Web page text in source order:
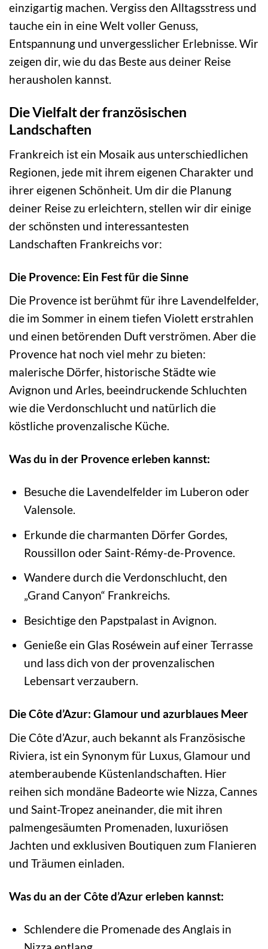
einzigartig machen. Vergiss den Alltagsstress und
tauche ein in eine Welt voller Genuss,
Entspannung und unvergesslicher Erlebnisse. Wir
zeigen dir, wie du das Beste aus deiner Reise
herausholen kannst.
Die Vielfalt der französischen
Landschaften
Frankreich ist ein Mosaik aus unterschiedlichen
Regionen, jede mit ihrem eigenen Charakter und
ihrer eigenen Schönheit. Um dir die Planung
deiner Reise zu erleichtern, stellen wir dir einige
der schönsten und interessantesten
Landschaften Frankreichs vor:
Die Provence: Ein Fest für die Sinne
Die Provence ist berühmt für ihre Lavendelfelder,
die im Sommer in einem tiefen Violett erstrahlen
und einen betörenden Duft verströmen. Aber die
Provence hat noch viel mehr zu bieten:
malerische Dörfer, historische Städte wie
Avignon und Arles, beeindruckende Schluchten
wie die Verdonschlucht und natürlich die
köstliche provenzalische Küche.
Was du in der Provence erleben kannst:
Besuche die Lavendelfelder im Luberon oder
Valensole.
Erkunde die charmanten Dörfer Gordes,
Roussillon oder Saint-Rémy-de-Provence.
Wandere durch die Verdonschlucht, den
„Grand Canyon“ Frankreichs.
Besichtige den Papstpalast in Avignon.
Genieße ein Glas Roséwein auf einer Terrasse
und lass dich von der provenzalischen
Lebensart verzaubern.
Die Côte d’Azur: Glamour und azurblaues Meer
Die Côte d’Azur, auch bekannt als Französische
Riviera, ist ein Synonym für Luxus, Glamour und
atemberaubende Küstenlandschaften. Hier
reihen sich mondäne Badeorte wie Nizza, Cannes
und Saint-Tropez aneinander, die mit ihren
palmengesäumten Promenaden, luxuriösen
Jachten und exklusiven Boutiquen zum Flanieren
und Träumen einladen.
Was du an der Côte d’Azur erleben kannst:
Schlendere die Promenade des Anglais in